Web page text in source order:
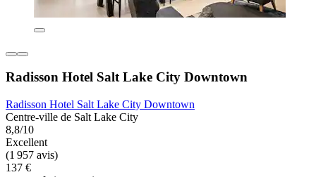
Radisson Hotel Salt Lake City Downtown
Radisson Hotel Salt Lake City Downtown
Centre-ville de Salt Lake City
8,8/10
Excellent
(1 957 avis)
137 €